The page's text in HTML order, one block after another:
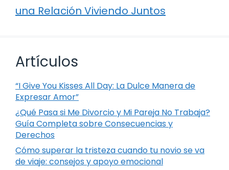
una Relación Viviendo Juntos
Artículos
“I Give You Kisses All Day: La Dulce Manera de
Expresar Amor”
¿Qué Pasa si Me Divorcio y Mi Pareja No Trabaja?
Guía Completa sobre Consecuencias y
Derechos
Cómo superar la tristeza cuando tu novio se va
de viaje: consejos y apoyo emocional